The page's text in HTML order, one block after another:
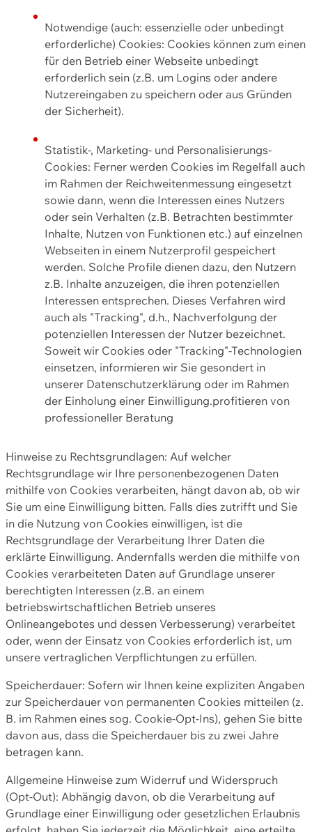
Notwendige (auch: essenzielle oder unbedingt
erforderliche) Cookies: Cookies können zum einen
für den Betrieb einer Webseite unbedingt
erforderlich sein (z.B. um Logins oder andere
Nutzereingaben zu speichern oder aus Gründen
der Sicherheit).
Statistik-, Marketing- und Personalisierungs-
Cookies: Ferner werden Cookies im Regelfall auch
im Rahmen der Reichweitenmessung eingesetzt
sowie dann, wenn die Interessen eines Nutzers
oder sein Verhalten (z.B. Betrachten bestimmter
Inhalte, Nutzen von Funktionen etc.) auf einzelnen
Webseiten in einem Nutzerprofil gespeichert
werden. Solche Profile dienen dazu, den Nutzern
z.B. Inhalte anzuzeigen, die ihren potenziellen
Interessen entsprechen. Dieses Verfahren wird
auch als "Tracking", d.h., Nachverfolgung der
potenziellen Interessen der Nutzer bezeichnet.
Soweit wir Cookies oder "Tracking"-Technologien
einsetzen, informieren wir Sie gesondert in
unserer Datenschutzerklärung oder im Rahmen
der Einholung einer Einwilligung.profitieren von
professioneller Beratung
Hinweise zu Rechtsgrundlagen: Auf welcher
Rechtsgrundlage wir Ihre personenbezogenen Daten
mithilfe von Cookies verarbeiten, hängt davon ab, ob wir
Sie um eine Einwilligung bitten. Falls dies zutrifft und Sie
in die Nutzung von Cookies einwilligen, ist die
Rechtsgrundlage der Verarbeitung Ihrer Daten die
erklärte Einwilligung. Andernfalls werden die mithilfe von
Cookies verarbeiteten Daten auf Grundlage unserer
berechtigten Interessen (z.B. an einem
betriebswirtschaftlichen Betrieb unseres
Onlineangebotes und dessen Verbesserung) verarbeitet
oder, wenn der Einsatz von Cookies erforderlich ist, um
unsere vertraglichen Verpflichtungen zu erfüllen.
Speicherdauer: Sofern wir Ihnen keine expliziten Angaben
zur Speicherdauer von permanenten Cookies mitteilen (z.
B. im Rahmen eines sog. Cookie-Opt-Ins), gehen Sie bitte
davon aus, dass die Speicherdauer bis zu zwei Jahre
betragen kann.
Allgemeine Hinweise zum Widerruf und Widerspruch
(Opt-Out): Abhängig davon, ob die Verarbeitung auf
Grundlage einer Einwilligung oder gesetzlichen Erlaubnis